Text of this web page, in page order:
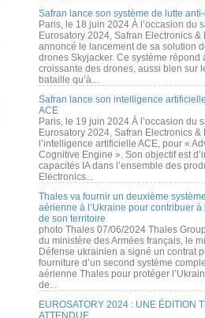
Safran lance son système de lutte
Paris, le 18 juin 2024 À l’occasion du
Eurosatory 2024, Safran Electronics &
annoncé le lancement de sa solution
drones Skyjacker. Ce système répond
croissante des drones, aussi bien sur
bataille qu’à...
Safran lance son intelligence
ACE
Paris, le 19 juin 2024 À l’occasion du
Eurosatory 2024, Safran Electronics &
l’intelligence artificielle ACE, pour «
Cognitive Engine ». Son objectif est
capacités IA dans l’ensemble des
Electronics...
Thales va fournir un deuxième
aérienne à l’Ukraine pour contribuer à
de son territoire
photo Thales 07/06/2024 Thales
du ministère des Armées français, le
Défense ukrainien a signé un contrat
fourniture d’un second système
aérienne Thales pour protéger
de...
EUROSATORY 2024 : UNE ÉDITION
ATTENDUE